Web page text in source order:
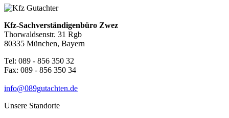
Kfz-Sachverständigenbüro Zwez
Thorwaldsenstr. 31 Rgb
80335 München, Bayern
Tel: 089 - 856 350 32
Fax: 089 - 856 350 34
info@089gutachten.de
Unsere Standorte